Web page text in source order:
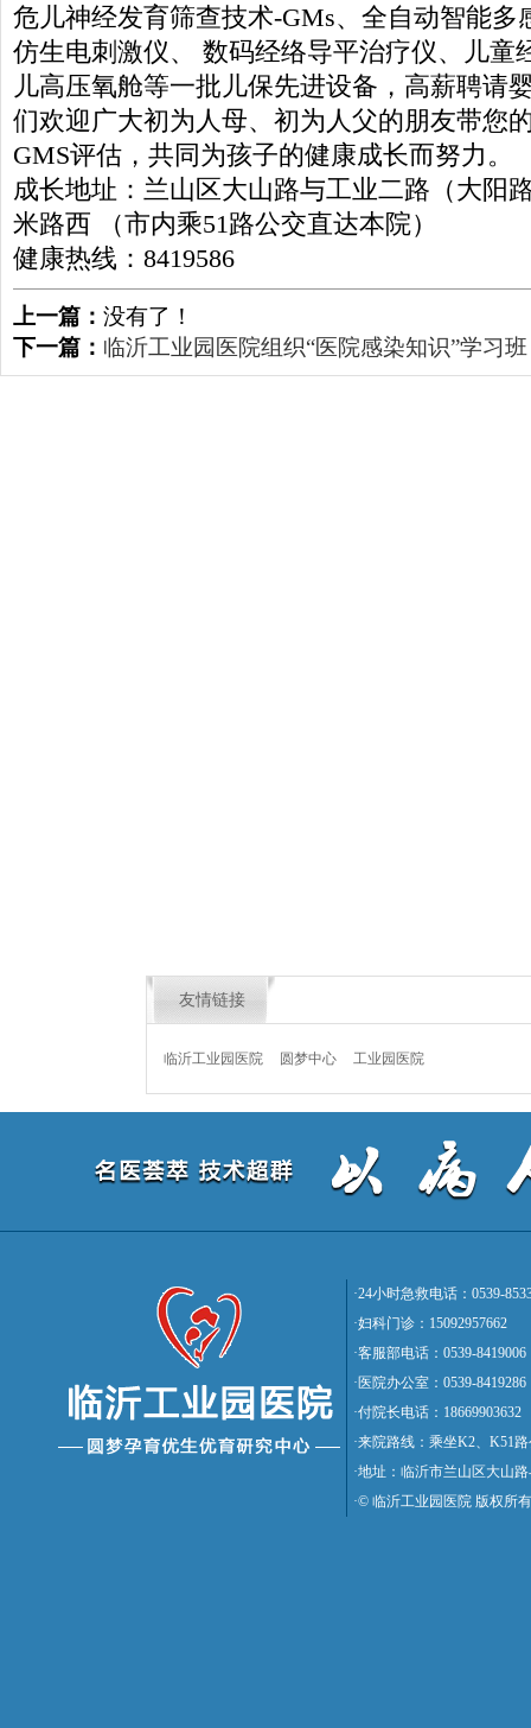
危儿神经发育筛查技术-GMs、全自动智能多
仿生电刺激仪、 数码经络导平治疗仪、儿童
儿高压氧舱等一批儿保先进设备，高薪聘请
们欢迎广大初为人母、初为人父的朋友带您
GMS评估，共同为孩子的健康成长而努力。
成长地址：兰山区大山路与工业二路（大阳
米路西 （市内乘51路公交直达本院）
健康热线：8419586
上一篇： 没有了！
下一篇： 临沂工业园医院组织“医院感染知识”学习班
友情链接
临沂工业园医院 圆梦中心 工业园医院
·24小时急救电话：0539-
·妇科门诊：15092957662
·客服部电话：0539-8419006
·医院办公室：0539-8419286
·付院长电话：18669903632
·来院路线：乘坐K2、K51
·地址：临沂市兰山区大山
·© 临沂工业园医院 版权所